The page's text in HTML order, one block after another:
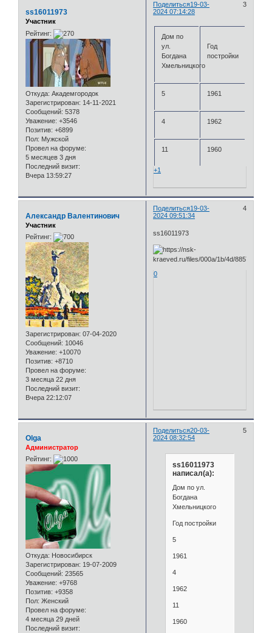
Поделиться 3
19-03-
2024 07:14:28
ss16011973
Участник
Рейтинг:
Откуда: Академгородок
Зарегистрирован: 14-11-2021
Сообщений: 5378
Уважение: +3546
Позитив: +6899
Пол: Мужской
Провел на форуме:
5 месяцев 3 дня
Последний визит:
Вчера 13:59:27
Дом по
ул.
Богдана
Хмельницкого
Год
постройки
5 1961
4 1962
11 1960
+1
Поделиться 4
19-03-
2024 09:51:34
Александр Валентинович
Участник
Рейтинг:
Зарегистрирован: 07-04-2020
Сообщений: 10046
Уважение: +10070
Позитив: +8710
Провел на форуме:
3 месяца 22 дня
Последний визит:
Вчера 22:12:07
ss16011973
0
Поделиться 5
20-03-
2024 08:32:54
Olga
Администратор
Рейтинг:
Откуда: Новосибирск
Зарегистрирован: 19-07-2009
Сообщений: 23565
Уважение: +9768
Позитив: +9358
Пол: Женский
Провел на форуме:
4 месяца 29 дней
Последний визит:
ss16011973
написал(а):
Дом по ул.
Богдана
Хмельницкого
Год постройки
5
1961
4
1962
11
1960